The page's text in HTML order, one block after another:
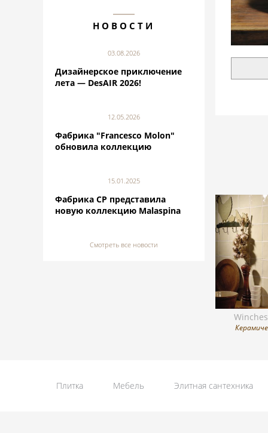
НОВОСТИ
03.08.2026
Дизайнерское приключение
лета — DesAIR 2026!
12.05.2026
Фабрика "Francesco Molon"
обновила коллекцию
15.01.2025
Фабрика CP представила
новую коллекцию Malaspina
Смотреть все новости
Плитка Мебель Элитная сантехника